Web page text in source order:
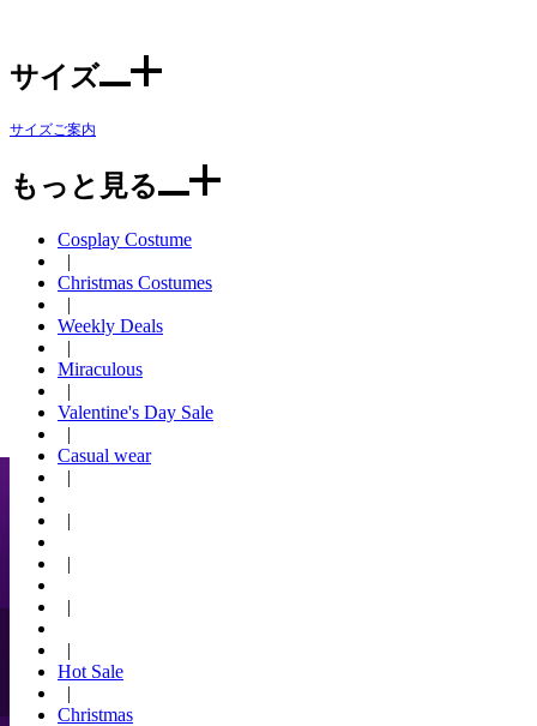
サイズ
サイズご案内
もっと見る
Cosplay Costume
|
Christmas Costumes
|
Weekly Deals
|
Miraculous
|
Valentine's Day Sale
|
Casual wear
|
|
|
|
|
Hot Sale
|
Christmas